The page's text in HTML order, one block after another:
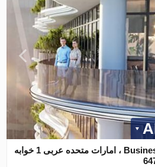
آپارتمان در Business Bay، Dubai ، امارات متحده عربی 1 خوابه